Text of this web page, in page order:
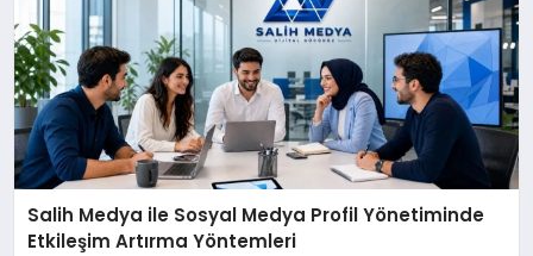
Salih Medya ile Sosyal Medya Profil Yönetiminde
Etkileşim Artırma Yöntemleri